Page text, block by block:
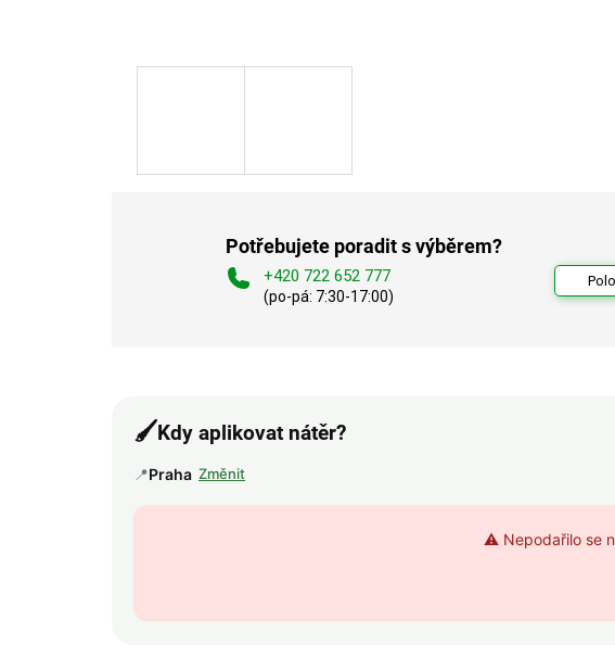
Potřebujete poradit s výběrem?
+420 722 652 777
(po-pá: 7:30-17:00)
🖌️Kdy aplikovat nátěr?
📍Praha Změnit
⚠️ Nepodařilo se